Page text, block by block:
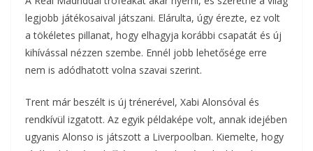
legjobb játékosaival játszani. Elárulta, úgy érezte, ez volt
a tökéletes pillanat, hogy elhagyja korábbi csapatát és új
kihívással nézzen szembe. Ennél jobb lehetősége erre
nem is adódhatott volna szavai szerint.
Trent már beszélt is új trénerével, Xabi Alonsóval és
rendkívül izgatott. Az egyik példaképe volt, annak idejében
ugyanis Alonso is játszott a Liverpoolban. Kiemelte, hogy